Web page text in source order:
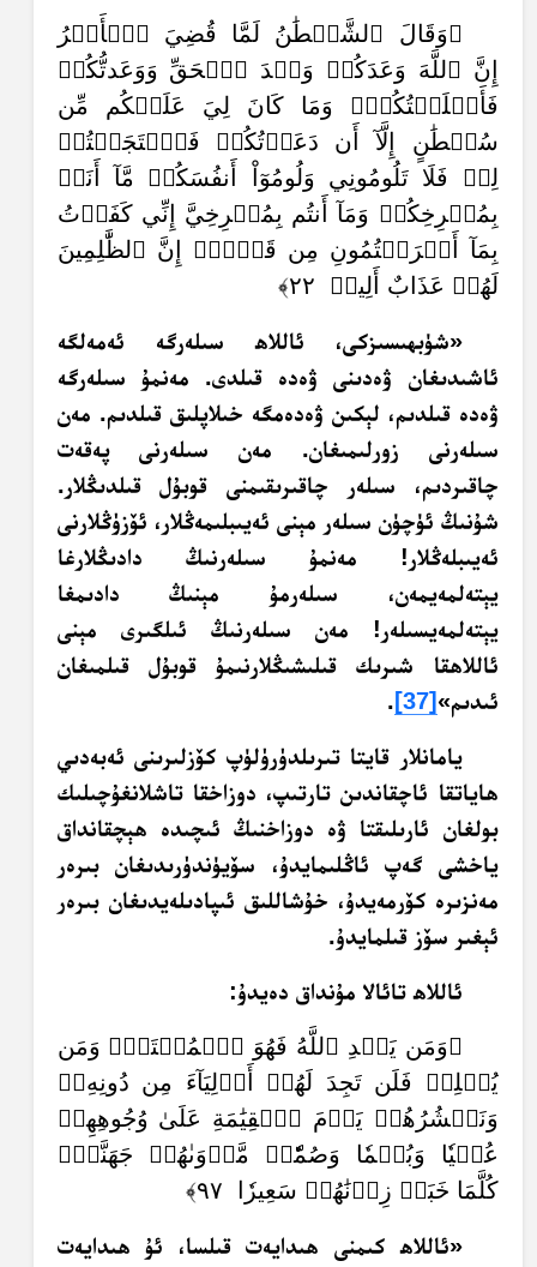
﴿وَقَالَ ٱلشَّيۡطَٰنُ لَمَّا قُضِيَ ٱلۡأَمۡرُ
إِنَّ ٱللَّهَ وَعَدَكُمۡ وَعۡدَ ٱلۡحَقِّ وَوَعَدتُّكُمۡ
فَأَخۡلَفۡتُكُمۡۖ وَمَا كَانَ لِيَ عَلَيۡكُم مِّن
سُلۡطَٰنٍ إِلَّآ أَن دَعَوۡتُكُمۡ فَٱسۡتَجَبۡتُمۡ
لِيۖ فَلَا تَلُومُونِي وَلُومُوٓاْ أَنفُسَكُمۖ مَّآ أَنَا۠
بِمُصۡرِخِكُمۡ وَمَآ أَنتُم بِمُصۡرِخِيَّ إِنِّي كَفَرۡتُ
بِمَآ أَشۡرَكۡتُمُونِ مِن قَبۡلُۗ إِنَّ ٱلظَّٰلِمِينَ
لَهُمۡ عَذَابٌ أَلِيمٞ ٢٢﴾
«شۈبھىسىزكى، ئاللاھ سىلەرگە ئەمەلگە
ئاشىدىغان ۋەدىنى ۋەدە قىلدى. مەنمۇ سىلەرگە
ۋەدە قىلدىم، لېكىن ۋەدەمگە خىلاپلىق قىلدىم. مەن
سىلەرنى زورلىمىغان. مەن سىلەرنى پەقەت
چاقىردىم، سىلەر چاقىرىقىمنى قوبۇل قىلدىڭلار.
شۇنىڭ ئۈچۈن سىلەر مېنى ئەيىبلىمەڭلار، ئۆزۈڭلارنى
ئەيىبلەڭلار! مەنمۇ سىلەرنىڭ دادىڭلارغا
يېتەلمەيمەن، سىلەرمۇ مېنىڭ دادىمغا
يېتەلمەيسىلەر! مەن سىلەرنىڭ ئىلگىرى مېنى
ئاللاھقا شىرىك قىلىشىڭلارنىمۇ قوبۇل قىلمىغان
ئىدىم» [37]
.
يامانلار قايتا تىرىلدۈرۈلۈپ كۆزلىرىنى ئەبەدىي
ھاياتقا ئاچقاندىن تارتىپ، دوزاخقا تاشلانغۇچىلىك
بولغان ئارىلىقتا ۋە دوزاخنىڭ ئىچىدە ھېچقانداق
ياخشى گەپ ئاڭلىمايدۇ، سۆيۈندۈرىدىغان بىرەر
مەنزىرە كۆرمەيدۇ، خۇشاللىق ئىپادىلەيدىغان بىرەر
ئېغىر سۆز قىلمايدۇ.
ئاللاھ تائالا مۇنداق دەيدۇ:
﴿وَمَن يَهۡدِ ٱللَّهُ فَهُوَ ٱلۡمُهۡتَدِۖ وَمَن
يُضۡلِلۡ فَلَن تَجِدَ لَهُمۡ أَوۡلِيَآءَ مِن دُونِهِۦۖ
وَنَحۡشُرُهُمۡ يَوۡمَ ٱلۡقِيَٰمَةِ عَلَىٰ وُجُوهِهِمۡ
عُمۡيٗا وَبُكۡمٗا وَصُمّٗاۖ مَّأۡوَىٰهُمۡ جَهَنَّمُۖ
كُلَّمَا خَبَتۡ زِدۡنَٰهُمۡ سَعِيرٗا ٩٧﴾
«ئاللاھ كىمنى ھىدايەت قىلسا، ئۇ ھىدايەت